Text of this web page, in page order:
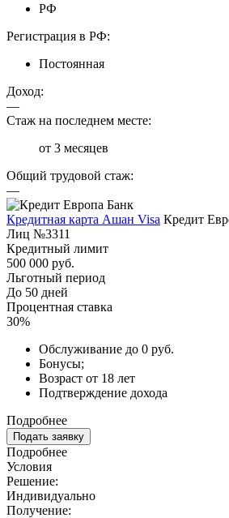
РФ
Регистрация в РФ:
Постоянная
Доход:
—
Стаж на последнем месте:
от 3 месяцев
Общий трудовой стаж:
—
Кредитная карта Ашан Visa Кредит
Лиц №3311
Кредитный лимит
500 000 руб.
Льготный период
До 50 дней
Процентная ставка
30%
Обслуживание до 0 руб.
Бонусы;
Возраст от 18 лет
Подтверждение дохода
Подробнее
Подать заявку
Подробнее
Условия
Решение:
Индивидуально
Получение: